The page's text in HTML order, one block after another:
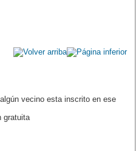
vecino esta inscrito en ese
gratuita